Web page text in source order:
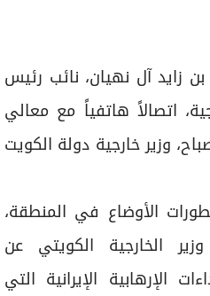
زايد آل نهيان، نائب رئيس
اتصالاً هاتفياً مع معالي
وزير خارجية دولة الكويت
الأوضاع في المنطقة،
الخارجية الكويتي عن
الإرهابية الإيرانية التي